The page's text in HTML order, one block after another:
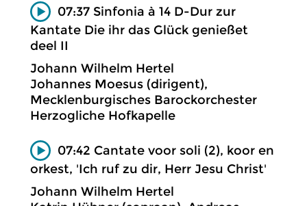
07:37 Sinfonia à 14 D-Dur zur
Kantate Die ihr das Glück genießet
deel II
Johann Wilhelm Hertel
Johannes Moesus (dirigent),
Mecklenburgisches Barockorchester
Herzogliche Hofkapelle
07:42 Cantate voor soli (2), koor en
orkest, 'Ich ruf zu dir, Herr Jesu Christ'
Johann Wilhelm Hertel